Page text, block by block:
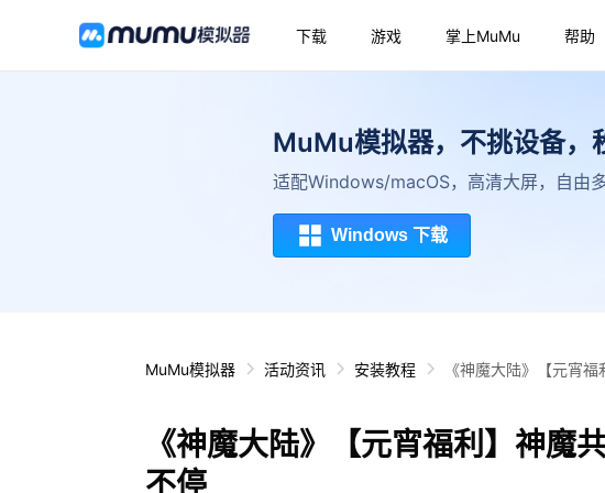
下载 游戏 掌上MuMu 帮助
MuMu模拟器，不挑设备，
适配Windows/macOS，高清大屏，自由
Windows 下载
MuMu模拟器 活动资讯 安装教程 《神魔大陆》【元宵
《神魔大陆》【元宵福利】神魔
不停